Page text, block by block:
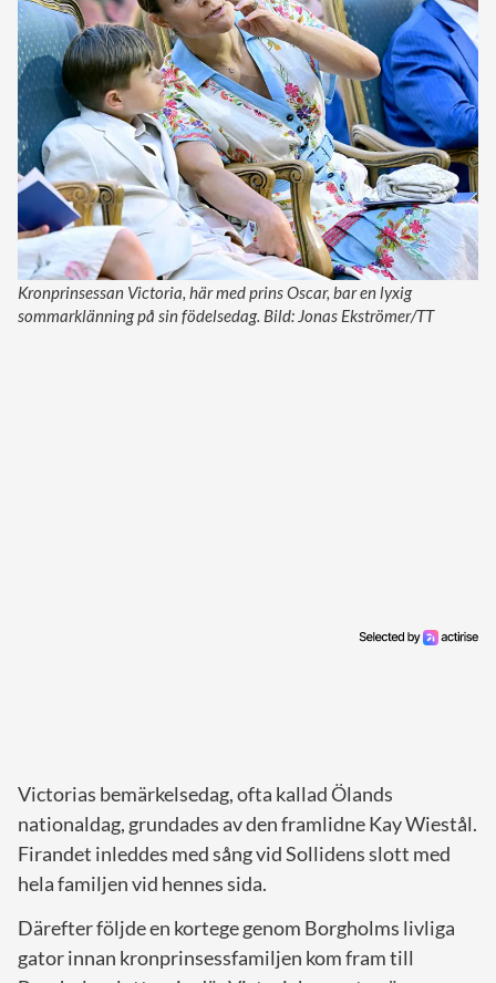
Kronprinsessan Victoria, här med prins Oscar, bar en lyxig
sommarklänning på sin födelsedag. Bild: Jonas Ekströmer/TT
Victorias bemärkelsedag, ofta kallad Ölands
nationaldag, grundades av den framlidne Kay Wiestål.
Firandet inleddes med sång vid Sollidens slott med
hela familjen vid hennes sida.
Därefter följde en kortege genom Borgholms livliga
gator innan kronprinsessfamiljen kom fram till